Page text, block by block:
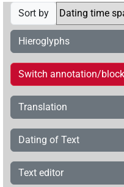
Sort by
Hieroglyphs
Switch annotation/
Translation
Dating of Text
Text editor